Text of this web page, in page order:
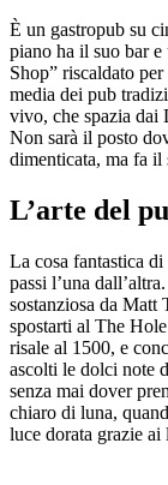
È un gastropub su
piano ha il suo bar e
Shop” riscaldato
media dei pub
vivo, che spazia dai
Non sarà il posto
dimenticata, ma fa
L’arte del
La cosa fantastica
passi l’una
sostanziosa da
spostarti al The
risale al 1500, e
ascolti le dolci note
senza mai dover
chiaro di luna,
luce dorata grazie